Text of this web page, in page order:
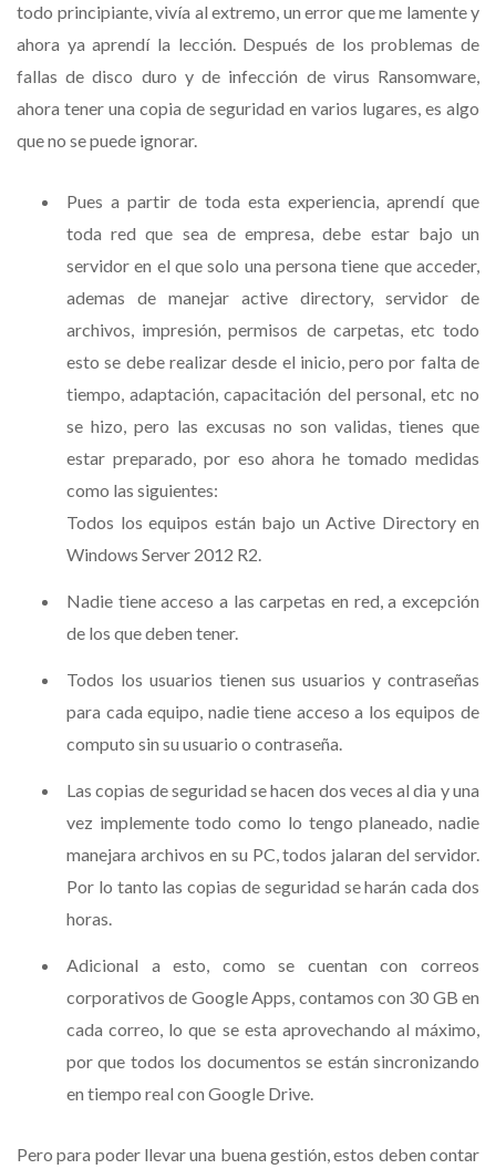
todo principiante, vivía al extremo, un error que me lamente y
ahora ya aprendí la lección. Después de los problemas de
fallas de disco duro y de infección de virus Ransomware,
ahora tener una copia de seguridad en varios lugares, es algo
que no se puede ignorar.
Pues a partir de toda esta experiencia, aprendí que
toda red que sea de empresa, debe estar bajo un
servidor en el que solo una persona tiene que acceder,
ademas de manejar active directory, servidor de
archivos, impresión, permisos de carpetas, etc todo
esto se debe realizar desde el inicio, pero por falta de
tiempo, adaptación, capacitación del personal, etc no
se hizo, pero las excusas no son validas, tienes que
estar preparado, por eso ahora he tomado medidas
como las siguientes:
Todos los equipos están bajo un Active Directory en
Windows Server 2012 R2.
Nadie tiene acceso a las carpetas en red, a excepción
de los que deben tener.
Todos los usuarios tienen sus usuarios y contraseñas
para cada equipo, nadie tiene acceso a los equipos de
computo sin su usuario o contraseña.
Las copias de seguridad se hacen dos veces al dia y una
vez implemente todo como lo tengo planeado, nadie
manejara archivos en su PC, todos jalaran del servidor.
Por lo tanto las copias de seguridad se harán cada dos
horas.
Adicional a esto, como se cuentan con correos
corporativos de Google Apps, contamos con 30 GB en
cada correo, lo que se esta aprovechando al máximo,
por que todos los documentos se están sincronizando
en tiempo real con Google Drive.
Pero para poder llevar una buena gestión, estos deben contar